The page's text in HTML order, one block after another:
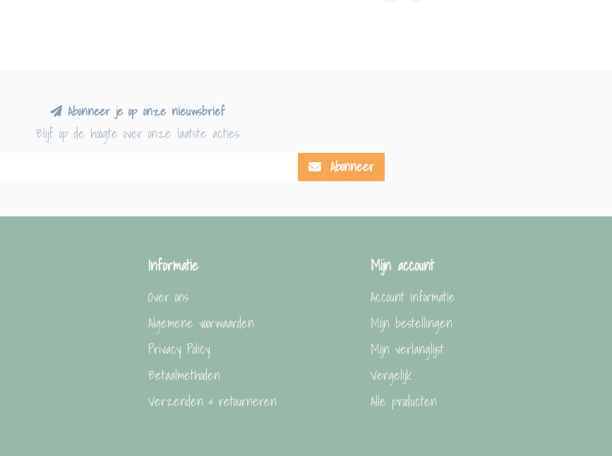
Abonneer je op onze nieuwsbrief
Blijf op de hoogte over onze laatste acties
Abonneer
Informatie
Over ons
Algemene voorwaarden
Privacy Policy
Betaalmethoden
Verzenden & retourneren
Mijn account
Account informatie
Mijn bestellingen
Mijn verlanglijst
Vergelijk
Alle producten